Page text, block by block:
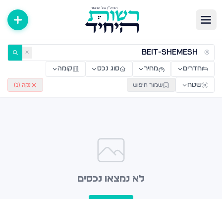
דירות למכירה ולהשכרה — רשות היחיד ✕
חדרים מחיר סוג נכס קומה
שטח שמור חיפוש נקה ( 1
)
לא נמצאו נכסים